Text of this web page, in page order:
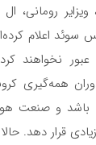
ویزایر
اعلام
نخواهند
همه‌گیری
باشد و صنعت
قرار دهد. حالا